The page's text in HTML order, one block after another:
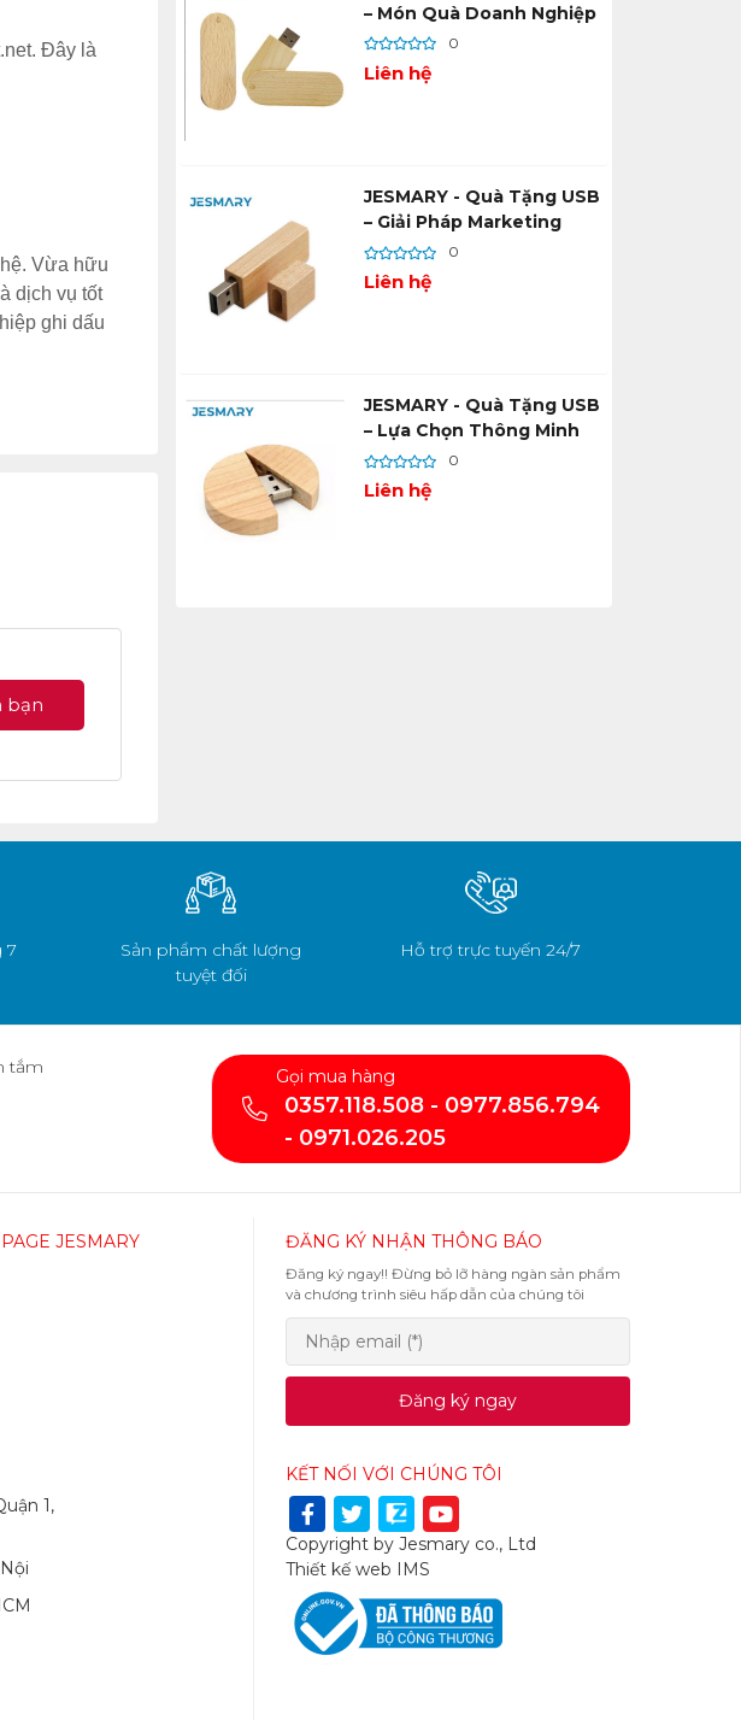
Đây là
Vừa hữu
dịch vụ tốt
ghi dấu
bạn
– Món Quà Doanh Nghiệp
Vừa Tiện Ích Vừa Sang
Trọng
0
Liên hệ
JESMARY - Quà Tặng USB
– Giải Pháp Marketing
Thông Minh Cho Doanh
Nghiệp
0
Liên hệ
JESMARY - Quà Tặng USB
– Lựa Chọn Thông Minh
Cho Mọi Đối Tượng Khách
Hàng
0
Liên hệ
7
Sản phẩm chất lượng
tuyệt đối
Hỗ trợ trực tuyến 24/7
tắm
Gọi mua hàng
0357.118.508 - 0977.856.794
- 0971.026.205
JESMARY ĐĂNG KÝ NHẬN THÔNG BÁO
Đăng ký ngay!! Đừng bỏ lỡ hàng ngàn sản phẩm
và chương trình siêu hấp dẫn của chúng tôi
Đăng ký ngay
1,
KẾT NỐI VỚI CHÚNG TÔI
Copyright by Jesmary co., Ltd
Thiết kế web IMS